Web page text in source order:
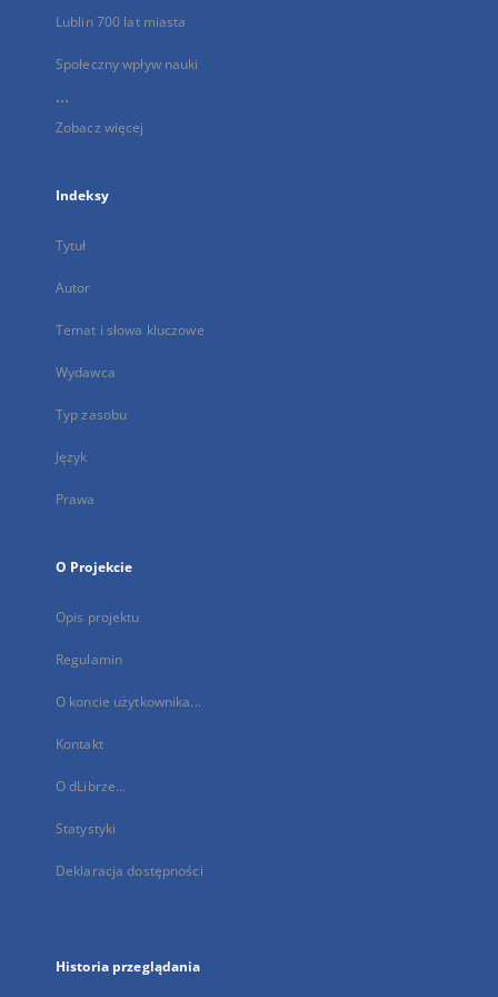
Lublin 700 lat miasta
Społeczny wpływ nauki
...
Zobacz więcej
Indeksy
Tytuł
Autor
Temat i słowa kluczowe
Wydawca
Typ zasobu
Język
Prawa
O Projekcie
Opis projektu
Regulamin
O koncie użytkownika...
Kontakt
O dLibrze...
Statystyki
Deklaracja dostępności
Historia przeglądania